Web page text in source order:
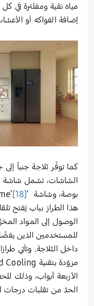
مياه نقية ومفلترة في كل
إضافة الفواكه أو
كما توفّر ثلاجة جنباً
بوصة، وشاشة ‘AI Home’[18]
هذا الطراز بباب يُفتح
الوصول إلى المواد
للمستخدمين الذين
داخل الثلاجة. وتأتي
الأربعة أبواب، وذلك
الحدّ من تقلبات درجات